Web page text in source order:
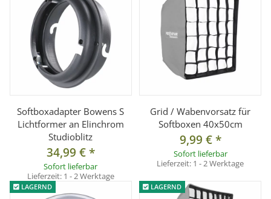
Softboxadapter Bowens S
Lichtformer an Elinchrom
Studioblitz
34,99 €*
Sofort lieferbar
Lieferzeit: 1 - 2 Werktage
Grid / Wabenvorsatz für
Softboxen 40x50cm
9,99 €*
Sofort lieferbar
Lieferzeit: 1 - 2 Werktage
LAGERND LAGERND